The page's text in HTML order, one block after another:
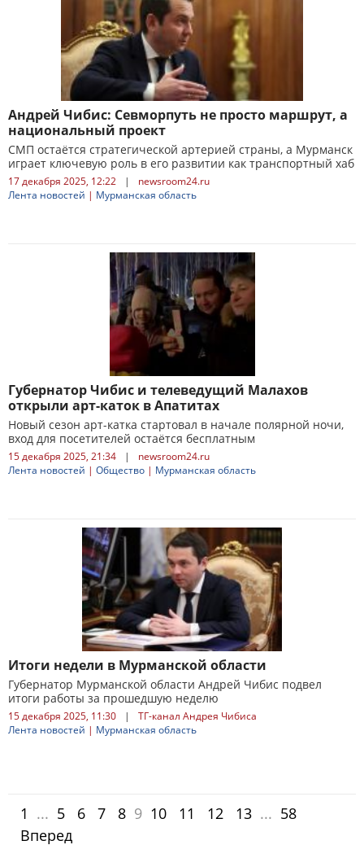
Андрей Чибис: Севморпуть не просто маршрут, а
национальный проект
СМП остаётся стратегической артерией страны, а Мурманск
играет ключевую роль в его развитии как транспортный хаб
17 декабря 2025, 12:22 |
newsroom24.ru
Лента новостей | Мурманская область
Губернатор Чибис и телеведущий Малахов
открыли арт-каток в Апатитах
Новый сезон арт-катка стартовал в начале полярной ночи,
вход для посетителей остаётся бесплатным
15 декабря 2025, 21:34 |
newsroom24.ru
Лента новостей | Общество | Мурманская область
Итоги недели в Мурманской области
Губернатор Мурманской области Андрей Чибис подвел
итоги работы за прошедшую неделю
15 декабря 2025, 11:30 |
ТГ-канал Андрея Чибиса
Лента новостей | Мурманская область
1 ... 5 6 7 8 9 10 11 12 13 ... 58
Вперед